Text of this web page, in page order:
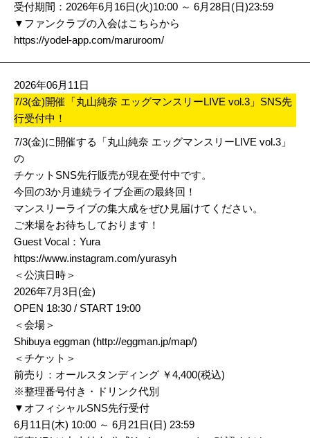
受付期間：2026年6月16日(火)10:00 ～ 6月28日(日)23:59
▼ファンクラブの入会はこちらから
https://yodel-app.com/maruroom/
2026年06月11日
7/3(金)開催「丸山純奈 エッグマンスリーLIVE vol.3」SNS先
行受付中！
7/3(金)に開催する「丸山純奈 エッグマンスリーLIVE vol.3」
の
チケットSNS先行販売が現在受付中です。
今回の3か月連続ライブ企画の最終回！
マンスリーライブの集大成をぜひ見届けてください。
ご来場をお待ちしております！
Guest Vocal：Yura
https://www.instagram.com/yurasyh
＜公演日時＞
2026年7月3日(金)
OPEN 18:30 / START 19:00
＜会場＞
Shibuya eggman (http://eggman.jp/map/)
＜チケット＞
前売り：オールスタンディング ￥4,400(税込)
※整理番号付き・ドリンク代別
▼オフィシャルSNS先行受付
6月11日(木) 10:00 ～ 6月21日(日) 23:59